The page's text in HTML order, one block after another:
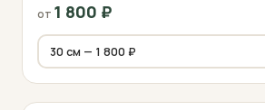
от 1 800 ₽